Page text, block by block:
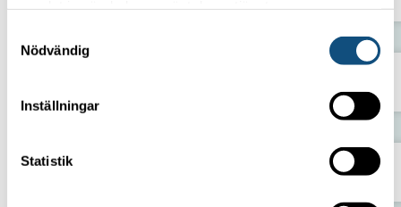
Nödvändig
Inställningar
Statistik